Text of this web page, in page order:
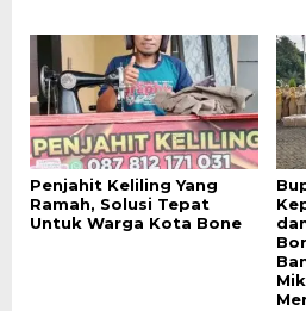
Penjahit Keliling Yang
Ramah, Solusi Tepat
Untuk Warga Kota Bone